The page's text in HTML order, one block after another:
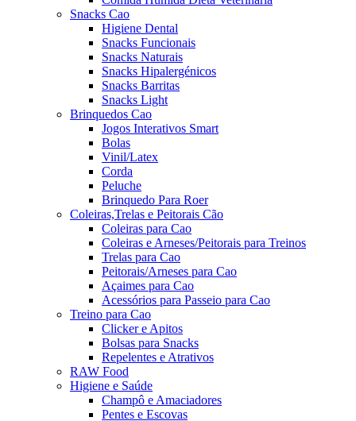
Snacks Cao
Higiene Dental
Snacks Funcionais
Snacks Naturais
Snacks Hipalergénicos
Snacks Barritas
Snacks Light
Brinquedos Cao
Jogos Interativos Smart
Bolas
Vinil/Latex
Corda
Peluche
Brinquedo Para Roer
Coleiras,Trelas e Peitorais Cão
Coleiras para Cao
Coleiras e Arneses/Peitorais para Treinos
Trelas para Cao
Peitorais/Arneses para Cao
Açaimes para Cao
Acessórios para Passeio para Cao
Treino para Cao
Clicker e Apitos
Bolsas para Snacks
Repelentes e Atrativos
RAW Food
Higiene e Saúde
Champô e Amaciadores
Pentes e Escovas